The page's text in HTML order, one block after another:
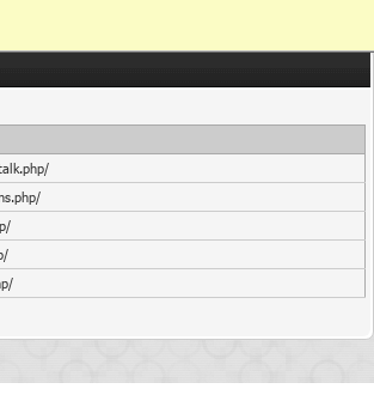
/inc/plugins/tapatalk.php
/inc/class_plugins.php
/inc/init.php
/global.php
/member.php